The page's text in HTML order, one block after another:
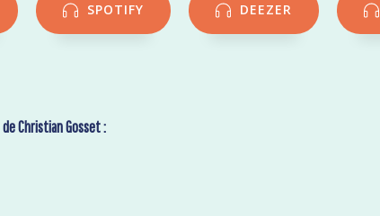
SPOTIFY DEEZER
de Christian Gosset :